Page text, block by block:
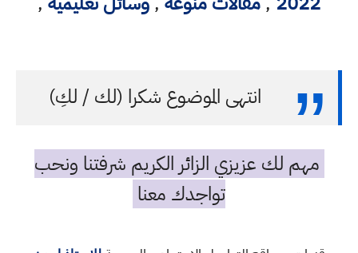
انتهى الموضوع شكرا (لك / لكِ)
مهم لك عزيزي الزائر الكريم شرفتنا ونحب
تواجدك معنا